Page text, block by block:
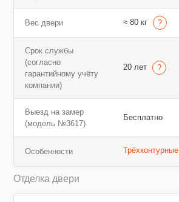
Вес двери ≈ 80 кг
Срок службы
(согласно
гарантийному учёту
компании)
20 лет
Выезд на замер
(модель №3617)
Бесплатно
Особенности Трёхконтурные
Отделка двери